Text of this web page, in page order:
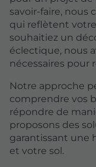
savoir-faire, nous
qui reflètent
souhaitiez un
éclectique, nous
nécessaires pour
Notre approche
comprendre vos
répondre de
proposons des
garantissant une
et votre sol.